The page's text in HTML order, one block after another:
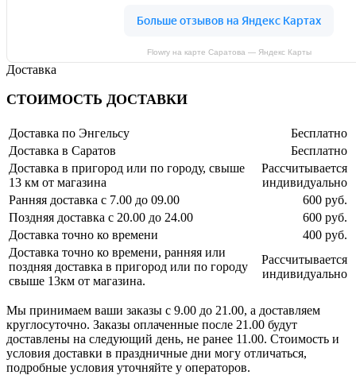
Flowry на карте Саратова — Яндекс Карты
Доставка
СТОИМОСТЬ ДОСТАВКИ
Доставка по Энгельсу
Бесплатно
Доставка в Саратов
Бесплатно
Доставка в пригород или по городу, свыше
13 км от магазина
Рассчитывается
индивидуально
Ранняя доставка с 7.00 до 09.00
600 руб.
Поздняя доставка с 20.00 до 24.00
600 руб.
Доставка точно ко времени
400 руб.
Доставка точно ко времени, ранняя или
поздняя доставка в пригород или по городу
свыше 13км от магазина.
Рассчитывается
индивидуально
Мы принимаем ваши заказы с 9.00 до 21.00, а доставляем
круглосуточно. Заказы оплаченные после 21.00 будут
доставлены на следующий день, не ранее 11.00. Стоимость и
условия доставки в праздничные дни могу отличаться,
подробные условия уточняйте у операторов.